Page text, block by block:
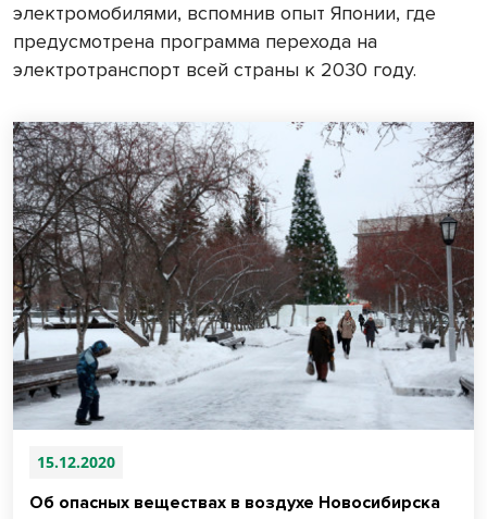
электромобилями, вспомнив опыт Японии, где
предусмотрена программа перехода на
электротранспорт всей страны к 2030 году.
15.12.2020
Об опасных веществах в воздухе Новосибирска